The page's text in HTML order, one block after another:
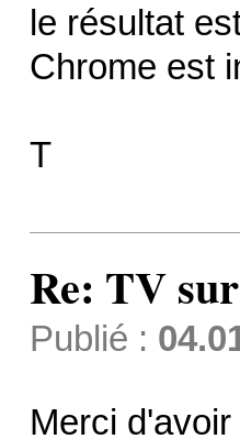
le résultat
Chrome est
T
Re: TV
Publié :
Merci